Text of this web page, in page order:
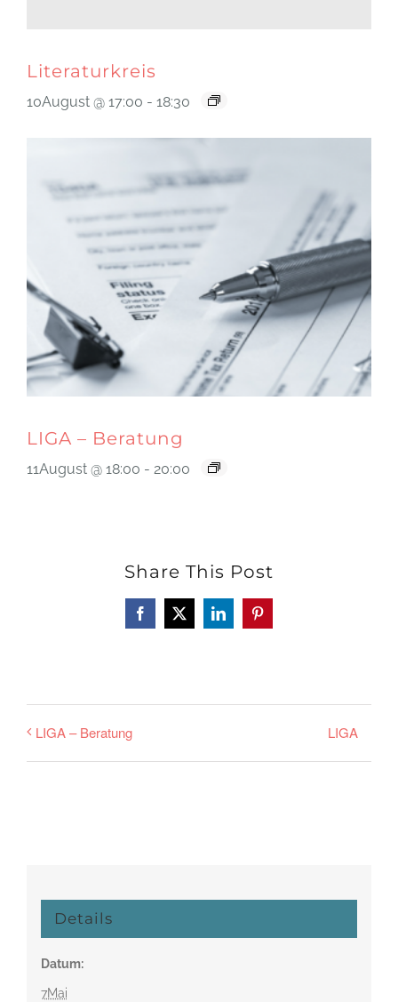
Literaturkreis
10August @ 17:00 - 18:30
LIGA – Beratung
11August @ 18:00 - 20:00
Share This Post
Facebook
X LinkedInPinterest
LIGA – Beratung LIGA
Details
Datum:
7Mai